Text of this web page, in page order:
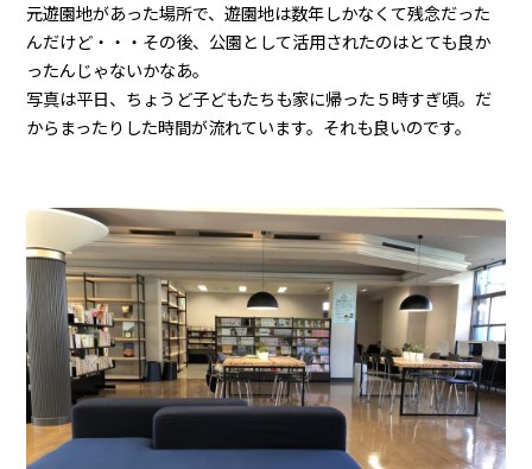
元遊園地があった場所で、遊園地は数年しかなくて残念だった
んだけど・・・その後、公園として活用されたのはとても良か
ったんじゃないかなあ。
写真は平日、ちょうど子どもたちも家に帰った５時すぎ頃。だ
からまったりした時間が流れています。それも良いのです。